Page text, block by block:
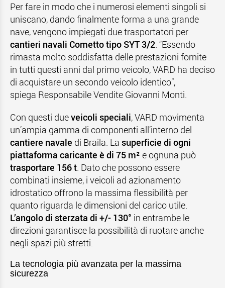
Per fare in modo che i numerosi elementi singoli si
uniscano, dando finalmente forma a una grande
nave, vengono impiegati due trasportatori per
cantieri navali Cometto tipo SYT 3/2. “Essendo
rimasta molto soddisfatta delle prestazioni fornite
in tutti questi anni dal primo veicolo, VARD ha deciso
di acquistare un secondo veicolo identico”,
spiega Responsabile Vendite Giovanni Monti.
Con questi dueveicoli speciali, VARD movimenta
un’ampia gamma di componenti all’interno del
cantiere navale di Braila. La superficie di ogni
piattaforma caricante è di 75 m² e ognuna può
trasportare 156 t. Dato che possono essere
combinati insieme, i veicoli ad azionamento
idrostatico offrono la massima flessibilità per
quanto riguarda le dimensioni del carico utile.
L’angolo di sterzata di +/- 130° in entrambe le
direzioni garantisce la possibilità di ruotare anche
negli spazi più stretti.
La tecnologia più avanzata per la massima
sicurezza